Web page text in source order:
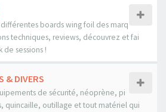
boards wing foil des marq
techniques, reviews, découvrez et fai
sessions !
& DIVERS
de sécurité, néoprène, pi
quincaille, outillage et tout matériel qui